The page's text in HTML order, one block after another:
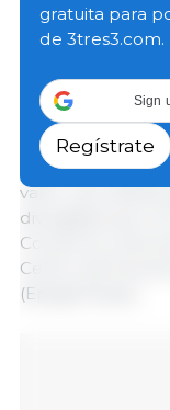
% en ingresos,
consolidando al
Solo en abril de
toneladas, con
mejor resultado
valor, solo detrás
divulgados por el
Comercio y
Centro de
(Epagri/Cepa).
gratuita para
de 3tres3.com.
Sign
Regístrate